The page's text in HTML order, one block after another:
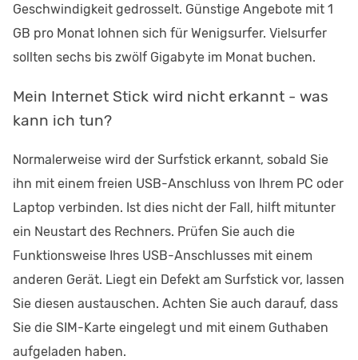
Geschwindigkeit gedrosselt. Günstige Angebote mit 1
GB pro Monat lohnen sich für Wenigsurfer. Vielsurfer
sollten sechs bis zwölf Gigabyte im Monat buchen.
Mein Internet Stick wird nicht erkannt - was
kann ich tun?
Normalerweise wird der Surfstick erkannt, sobald Sie
ihn mit einem freien USB-Anschluss von Ihrem PC oder
Laptop verbinden. Ist dies nicht der Fall, hilft mitunter
ein Neustart des Rechners. Prüfen Sie auch die
Funktionsweise Ihres USB-Anschlusses mit einem
anderen Gerät. Liegt ein Defekt am Surfstick vor, lassen
Sie diesen austauschen. Achten Sie auch darauf, dass
Sie die SIM-Karte eingelegt und mit einem Guthaben
aufgeladen haben.